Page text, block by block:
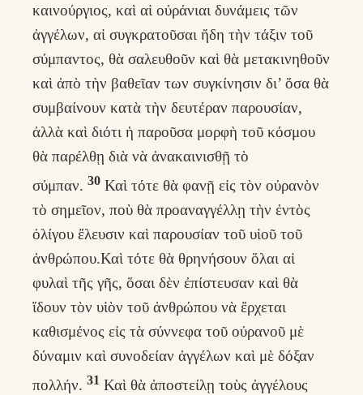
καινούργιος, καὶ αἱ οὐράνιαι δυνάμεις τῶν
ἀγγέλων, αἱ συγκρατοῦσαι ἤδη τὴν τάξιν τοῦ
σύμπαντος, θὰ σαλευθοῦν καὶ θὰ μετακινηθοῦν
καὶ ἀπὸ τὴν βαθεῖαν των συγκίνησιν δι’ ὅσα θὰ
συμβαίνουν κατὰ τὴν δευτέραν παρουσίαν,
ἀλλὰ καὶ διότι ἡ παροῦσα μορφὴ τοῦ κόσμου
θὰ παρέλθῃ διὰ νὰ ἀνακαινισθῇ τὸ
σύμπαν. 30 Καὶ τότε θὰ φανῇ εἰς τὸν οὐρανὸν
τὸ σημεῖον, ποὺ θὰ προαναγγέλλῃ τὴν ἐντὸς
ὀλίγου ἔλευσιν καὶ παρουσίαν τοῦ υἱοῦ τοῦ
ἀνθρώπου.Καὶ τότε θὰ θρηνήσουν ὅλαι αἱ
φυλαὶ τῆς γῆς, ὅσαι δὲν ἐπίστευσαν καὶ θὰ
ἴδουν τὸν υἱὸν τοῦ ἀνθρώπου νὰ ἔρχεται
καθισμένος εἰς τὰ σύννεφα τοῦ οὐρανοῦ μὲ
δύναμιν καὶ συνοδείαν ἀγγέλων καὶ μὲ δόξαν
πολλήν. 31 Καὶ θὰ ἀποστείλῃ τοὺς ἀγγέλους